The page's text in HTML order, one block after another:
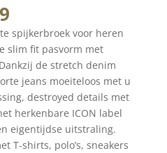
Huidige
prijs
is:
€39.99.
spijkerbroek voor heren
slim fit pasvorm met
de stretch denim
jeans moeiteloos met u
destroyed details met
herkenbare ICON label
eigentijdse uitstraling.
T-shirts, polo’s, sneakers